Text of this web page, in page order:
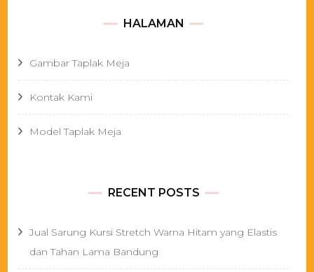
HALAMAN
Gambar Taplak Meja
Kontak Kami
Model Taplak Meja
RECENT POSTS
Jual Sarung Kursi Stretch Warna Hitam yang Elastis
dan Tahan Lama Bandung